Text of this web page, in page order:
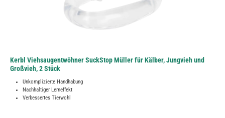
Kerbl Viehsaugentwöhner SuckStop Müller für Kälber, Jungvieh und
Großvieh, 2 Stück
Unkomplizierte Handhabung
Nachhaltiger Lerneffekt
Verbessertes Tierwohl